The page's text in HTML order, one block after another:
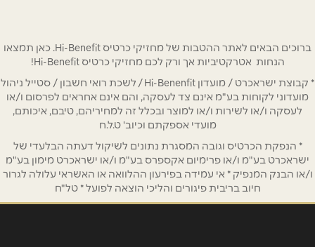
טלפון*
אימייל *
אנא חזרו אלי בקשר ל...
הודעה *
ברוכים הבאים לאתר ההטבות של מחזיקי כרטיס Hi-Benefit. כאן תמצאו
הנחות אטרקטיביות אך ורק לכם מחזיקי כרטיס Hi-Benefit!
* קבוצת ישראכרט / מועדון Hi-Benenfit / לשכת רואי חשבון / סטייל ניהול
מועדוני לקוחות בע"מ אינם צד לעסקה, והם אינם אחראים לפרסום ו/או
לעסקה ו/או לשירות ו/או למוצר ובכלל זה למחיריהם, טיבם, איכותם,
מועדי אספקתם וכיוב' ט.ל.ח
* הנפקת הכרטיס וגובה המסגרת נתונים לשיקול דעתה הבלעדי של
ישראכרט בע"מ ו/או פרימיום אקספרס בע"מ ו/או ישראכרט מימון בע"מ
ו/או הבנק המנפיק * אי עמידה בפירעון ההלוואה או האשראי עלולה לגרור
חיוב בריבית פיגורים והליכי הוצאה לפועל * טל"ח